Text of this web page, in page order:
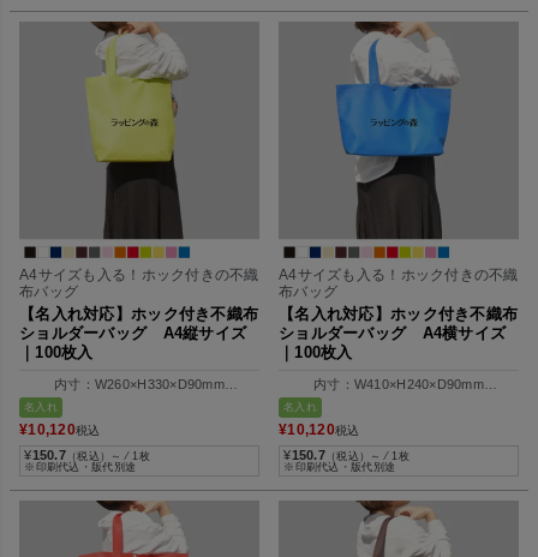
A4サイズも入る！ホック付きの不織
布バッグ
【名入れ対応】ホック付き不織布
ショルダーバッグ A4縦サイズ
｜100枚入
内寸：W260×H330×D90mm
外寸：W350×H330×D90mm
名入れ
¥10,120税込
¥150.7 （税込）～ ⁄ 1枚
※印刷代込・版代別途
A4サイズも入る！ホック付きの不織
布バッグ
【名入れ対応】ホック付き不織布
ショルダーバッグ A4横サイズ
｜100枚入
内寸：W410×H240×D90mm
外寸：W320×H240×D90mm
名入れ
¥10,120税込
¥150.7 （税込）～ ⁄ 1枚
※印刷代込・版代別途